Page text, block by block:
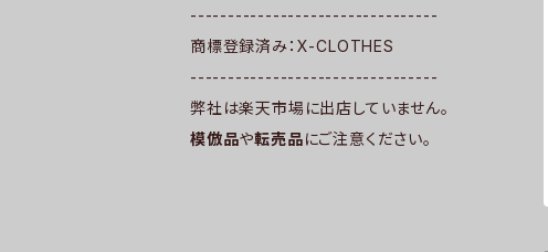
---------------------------------
商標登録済み：X-CLOTHES
---------------------------------
弊社は楽天市場に出店していません。
模倣品や転売品にご注意ください。